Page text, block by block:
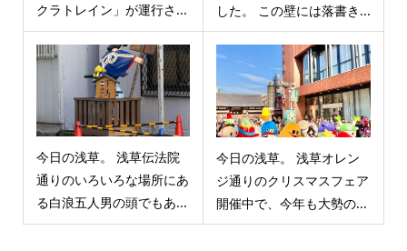
クラトレイン」が運行さ...
した。 この壁には落書き...
今日の浅草。 浅草伝法院
通りのいろいろな場所にあ
る白浪五人男の頭でもあ...
今日の浅草。 浅草オレン
ジ通りのクリスマスフェア
開催中で、今年も大勢の...